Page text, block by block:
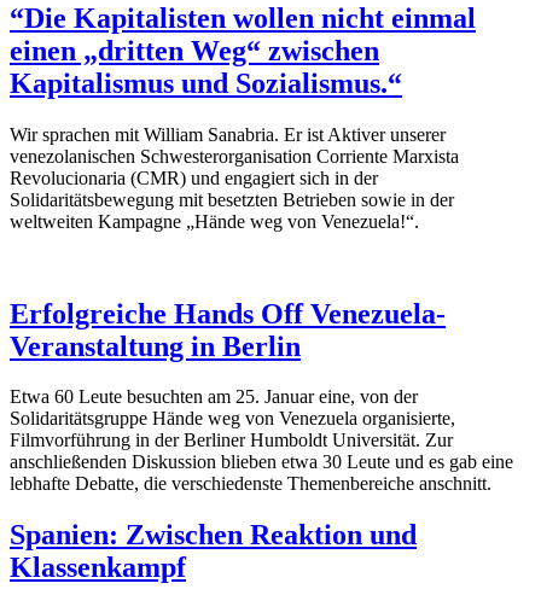
“Die Kapitalisten wollen nicht einmal
einen „dritten Weg“ zwischen
Kapitalismus und Sozialismus.“
Wir sprachen mit William Sanabria. Er ist Aktiver unserer
venezolanischen Schwesterorganisation Corriente Marxista
Revolucionaria (CMR) und engagiert sich in der
Solidaritätsbewegung mit besetzten Betrieben sowie in der
weltweiten Kampagne „Hände weg von Venezuela!“.
Erfolgreiche Hands Off Venezuela-
Veranstaltung in Berlin
Etwa 60 Leute besuchten am 25. Januar eine, von der
Solidaritätsgruppe Hände weg von Venezuela organisierte,
Filmvorführung in der Berliner Humboldt Universität. Zur
anschließenden Diskussion blieben etwa 30 Leute und es gab eine
lebhafte Debatte, die verschiedenste Themenbereiche anschnitt.
Spanien: Zwischen Reaktion und
Klassenkampf